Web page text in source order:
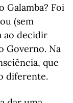
Galamba? Foi
(sem
ao decidir
Governo. Na
que
diferente.